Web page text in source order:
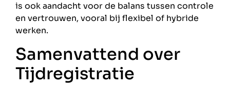
is ook aandacht voor de balans tussen controle
en vertrouwen, vooral bij flexibel of hybride
werken.
Samenvattend over
Tijdregistratie